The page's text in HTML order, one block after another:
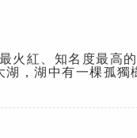
火紅、知名度最高
湖，湖中有一棵孤